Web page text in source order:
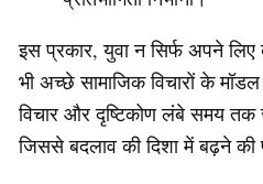
इस प्रकार, युवा न सिर्फ अपने
भी अच्छे सामाजिक विचारों के
विचार और दृष्टिकोण लंबे समय
जिससे बदलाव की दिशा में बढ़ने की